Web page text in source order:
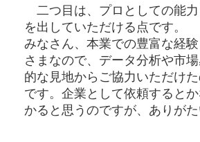
二つ目は、プロとしての能
を出していただける点です。
みなさん、本業での豊富な経
さまなので、データ分析や市
的な見地からご協力いただけ
です。企業として依頼すると
かると思うのですが、ありがた